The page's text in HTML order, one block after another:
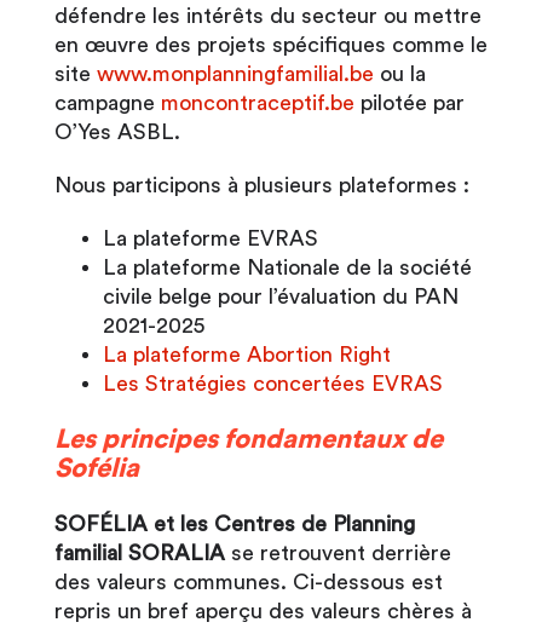
défendre les intérêts du secteur ou mettre
en œuvre des projets spécifiques comme le
site www.monplanningfamilial.be ou la
campagne moncontraceptif.be pilotée par
O’Yes ASBL.
Nous participons à plusieurs plateformes :
La plateforme EVRAS
La plateforme Nationale de la société
civile belge pour l’évaluation du PAN
2021-2025
La plateforme Abortion Right
Les Stratégies concertées EVRAS
Les principes fondamentaux de
Sofélia
SOFÉLIA et les Centres de Planning
familial SORALIA se retrouvent derrière
des valeurs communes. Ci-dessous est
repris un bref aperçu des valeurs chères à